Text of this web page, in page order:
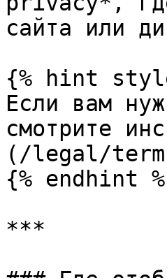
сайта или
{% hint
Если вам
смотрите
(/legal/
{% endhint
***